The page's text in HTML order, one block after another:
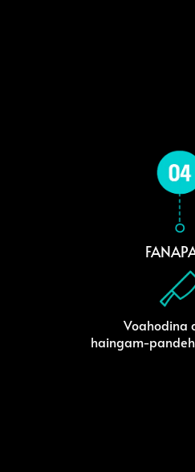
Voahodina
haingam-